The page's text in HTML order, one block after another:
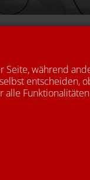
Seite, während
entscheiden,
alle